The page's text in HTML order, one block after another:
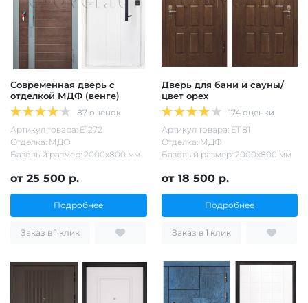
Современная дверь с
отделкой МДФ (венге)
87 оценок
Артикул товара: Е1272
Отделка: МДФ
Базовый размер: 2000х800 мм
от 25 500 р.
Подробнее
Заказ в 1 клик
Дверь для бани и сауны/
цвет орех
174 оценки
Артикул товара: Е1181
Отделка: МДФ
Базовый размер: 2000х800 мм
от 18 500 р.
Подробнее
Заказ в 1 клик